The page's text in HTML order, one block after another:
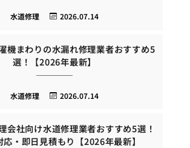
2026.07.14
水道修理
機まわりの水漏れ修理業者おすすめ5
選！【2026年最新】
2026.07.14
水道修理
会社向け水道修理業者おすすめ5選！
応・即日見積もり【2026年最新】